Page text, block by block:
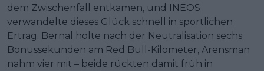
dem Zwischenfall entkamen, und INEOS
verwandelte dieses Glück schnell in sportlichen
Ertrag. Bernal holte nach der Neutralisation sechs
Bonussekunden am Red Bull-Kilometer, Arensman
nahm vier mit – beide rückten damit früh in